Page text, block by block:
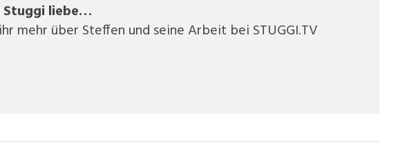
Stuggi liebe…
mehr über Steffen und seine Arbeit bei STUGGI.TV